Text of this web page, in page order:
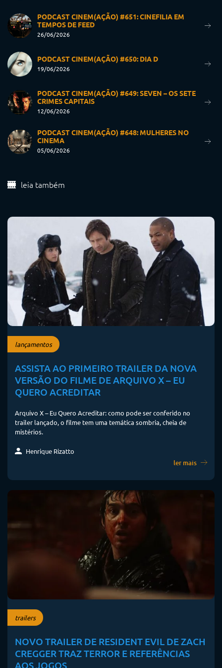
PODCAST CINEM(AÇÃO) #651: CINEFILIA EM
TEMPOS DE FEED
26/06/2026
PODCAST CINEM(AÇÃO) #650: DIA D
19/06/2026
PODCAST CINEM(AÇÃO) #649: SEVEN – OS SETE
CRIMES CAPITAIS
12/06/2026
PODCAST CINEM(AÇÃO) #648: MULHERES NO
CINEMA
05/06/2026
leia também
lançamentos
ASSISTA AO PRIMEIRO TRAILER DA NOVA
VERSÃO DO FILME DE ARQUIVO X – EU
QUERO ACREDITAR
Arquivo X – Eu Quero Acreditar: como pode ser conferido no
trailer lançado, o filme tem uma temática sombria, cheia de
mistérios.
Henrique Rizatto
ler mais
trailers
NOVO TRAILER DE RESIDENT EVIL DE ZACH
CREGGER TRAZ TERROR E REFERÊNCIAS
AOS JOGOS